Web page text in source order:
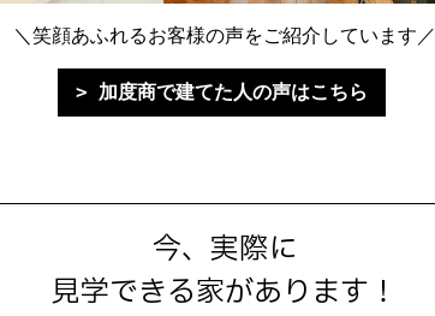
＼笑顔あふれるお客様の声をご紹介しています／
加度商で建てた人の声はこちら
今、実際に
見学できる家があります！